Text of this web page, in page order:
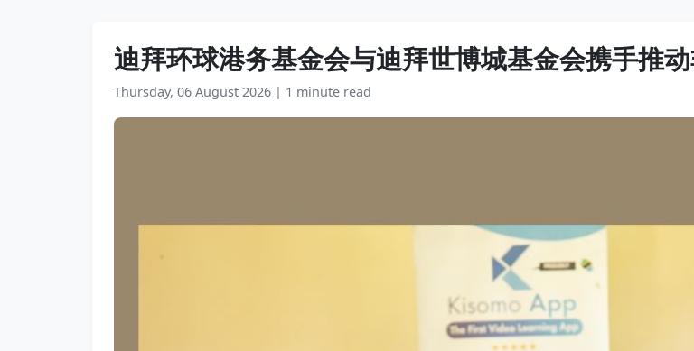
迪拜环球港务基金会与迪拜世博城基金会携手推
Thursday, 06 August 2026 | 1 minute read